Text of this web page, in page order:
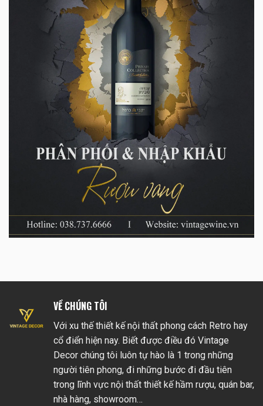
VỀ CHÚNG TÔI
Với xu thế thiết kế nội thất phong cách Retro hay
cổ điển hiện nay. Biết được điều đó Vintage
Decor chúng tôi luôn tự hào là 1 trong những
người tiên phong, đi những bước đi đầu tiên
trong lĩnh vực nội thất thiết kế hầm rượu, quán bar,
nhà hàng, showroom…